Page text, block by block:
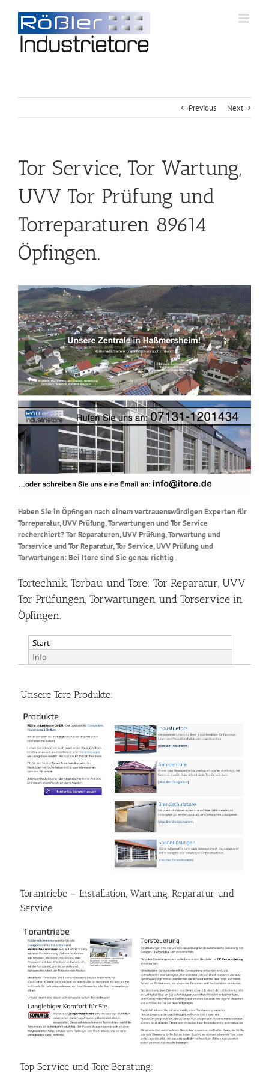
Previous Next
Tor Service, Tor Wartung,
UVV Tor Prüfung und
Torreparaturen 89614
Öpfingen.
Haben Sie in Öpfingen nach einem vertrauenswürdigen Experten für
Torreparatur, UVV Prüfung, Torwartungen und Tor Service
recherchiert? Tor Reparaturen, UVV Prüfung, Torwartung und
Torservice und Tor Reparatur, Tor Service, UVV Prüfung und
Torwartungen: Bei Itore sind Sie genau richtig.
Tortechnik, Torbau und Tore: Tor Reparatur, UVV
Tor Prüfungen, Torwartungen und Torservice in
Öpfingen.
Start
Info
Unsere Tore Produkte:
Torantriebe – Installation, Wartung, Reparatur und
Service
Top Service und Tore Beratung: